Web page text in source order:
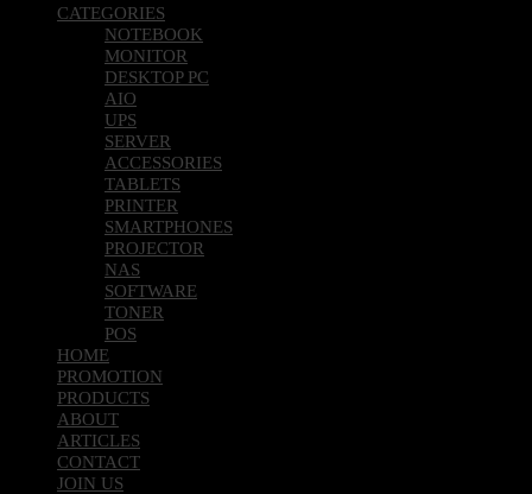
CATEGORIES
NOTEBOOK
MONITOR
DESKTOP PC
AIO
UPS
SERVER
ACCESSORIES
TABLETS
PRINTER
SMARTPHONES
PROJECTOR
NAS
SOFTWARE
TONER
POS
HOME
PROMOTION
PRODUCTS
ABOUT
ARTICLES
CONTACT
JOIN US